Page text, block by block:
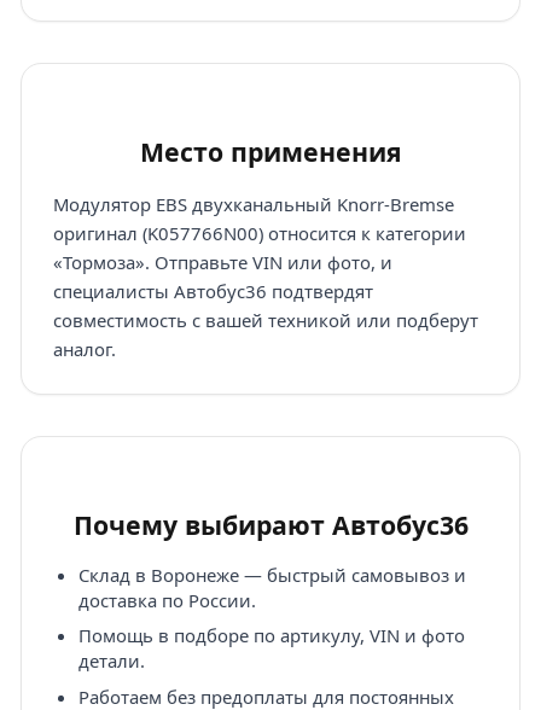
Место применения
Модулятор EBS двухканальный Knorr-Bremse
оригинал (K057766N00) относится к категории
«Тормоза». Отправьте VIN или фото, и
специалисты Автобус36 подтвердят
совместимость с вашей техникой или подберут
аналог.
Почему выбирают Автобус36
Склад в Воронеже — быстрый самовывоз и
доставка по России.
Помощь в подборе по артикулу, VIN и фото
детали.
Работаем без предоплаты для постоянных